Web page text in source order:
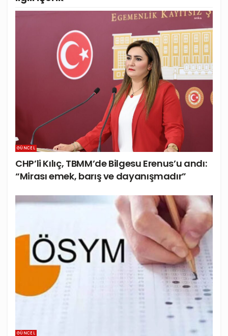
GÜNCEL
CHP’li Kılıç, TBMM’de Bilgesu Erenus’u andı:
“Mirası emek, barış ve dayanışmadır”
GÜNCEL